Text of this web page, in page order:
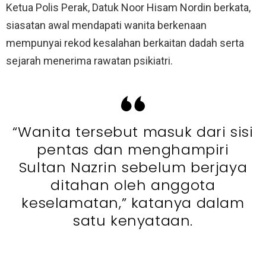
Ketua Polis Perak, Datuk Noor Hisam Nordin berkata,
siasatan awal mendapati wanita berkenaan
mempunyai rekod kesalahan berkaitan dadah serta
sejarah menerima rawatan psikiatri.
“Wanita tersebut masuk dari sisi
pentas dan menghampiri
Sultan Nazrin sebelum berjaya
ditahan oleh anggota
keselamatan,” katanya dalam
satu kenyataan.